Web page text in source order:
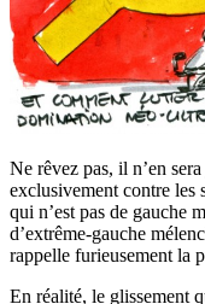
Ne rêvez pas, il n’en
exclusivement contre les
qui n’est pas de gauche
d’extrême-gauche
rappelle furieusement la
En réalité, le glissement